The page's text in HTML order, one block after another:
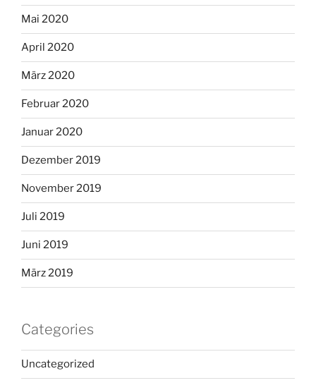
Mai 2020
April 2020
März 2020
Februar 2020
Januar 2020
Dezember 2019
November 2019
Juli 2019
Juni 2019
März 2019
Categories
Uncategorized